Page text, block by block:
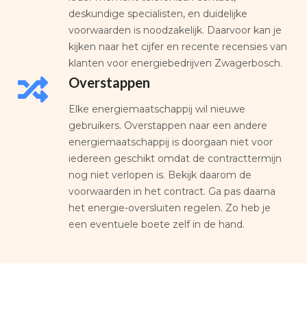
deskundige specialisten, en duidelijke
voorwaarden is noodzakelijk. Daarvoor kan je
kijken naar het cijfer en recente recensies van
klanten voor energiebedrijven Zwagerbosch.
Overstappen
Elke energiemaatschappij wil nieuwe
gebruikers. Overstappen naar een andere
energiemaatschappij is doorgaan niet voor
iedereen geschikt omdat de contracttermijn
nog niet verlopen is. Bekijk daarom de
voorwaarden in het contract. Ga pas daarna
het energie-oversluiten regelen. Zo heb je
een eventuele boete zelf in de hand.